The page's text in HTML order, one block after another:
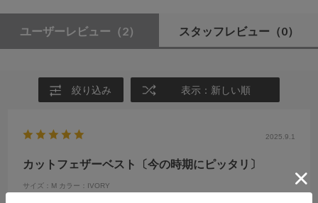
ユーザーレビュー （2） スタッフレビュー （0）
絞り込み 表示：新しい順
2025.9.1
カットフェザーベスト〔今の時期にピッタリ〕
サイズ：M カラー：IVORY